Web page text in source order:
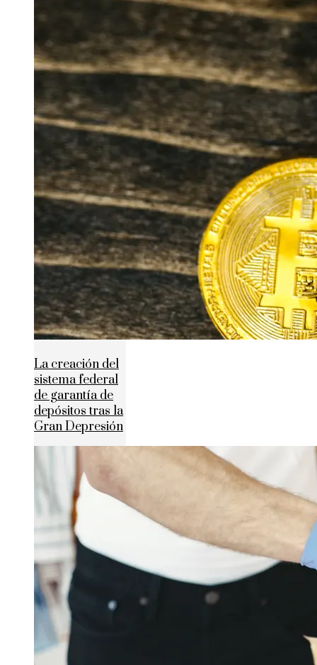
La creación del
sistema federal
de garantía de
depósitos tras la
Gran Depresión